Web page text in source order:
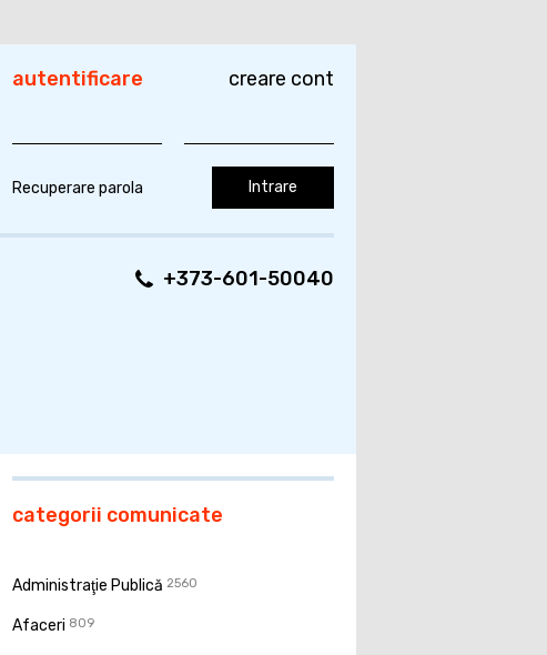
+373-601-50040
autentificare creare cont
Recuperare parola
categorii comunicate
Administraţie Publică 2560
Afaceri 809